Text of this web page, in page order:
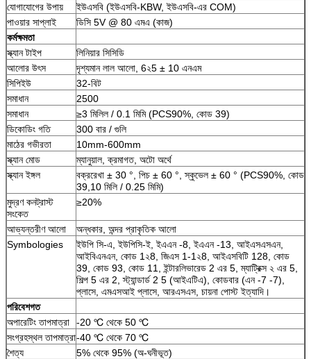
যোগাযোগের উপায়
ইউএসবি (ইউএসবি-KBW, ইউএসবি-এর COM)
পাওয়ার সাপ্লাই
ডিসি 5V @ 80 এমএ (কাজ)
কর্মক্ষমতা
স্ক্যান টাইপ
লিনিয়ার সিসিডি
আলোর উৎস
দৃশ্যমান লাল আলো, 6২5 ± 10 এনএম
সিপিইউ
32-বিট
সমাধান
2500
সমাধান
≥3 মিলিল / 0.1 মিমি (PCS90%, কোড 39)
ডিকোডিং গতি
300 বার / গুলি
মাঠের গভীরতা
10mm-600mm
স্ক্যান মোড
ম্যানুয়াল, ক্রমাগত, অটো অর্থে
স্ক্যান ইঙ্গল
বক্ররেখা ± 30 °, পিচ ± 60 °, স্কুভেল ± 60 ° (PCS90%, কোড
39,10 মিলি / 0.25 মিমি)
মুদ্রণ কনট্রাস্ট
সংকেত
≥20%
আভ্যন্তরীণ আলো
অন্ধকার, অন্দর প্রাকৃতিক আলো
Symbologies
ইউপি সি-এ, ইউপিসি-ই, ইএএন -8, ইএএন -13, আইএসএসএন,
আইবিএনএন, কোড 1২8, জিএস 1-1২8, আইএসবিটি 128, কোড
39, কোড 93, কোড 11, ইন্টারলিভারেড 2 এর 5, ম্যাট্রিক্স ২ এর 5,
শিল্প 5 এর 2, স্ট্যান্ডার্ড 2 5 (আইএটিএ), কোডবার (এন -7 -7),
প্লাসে, এমএসআই প্লাসে, আরএসএস, চায়না পোস্ট ইত্যাদি।
পরিবেশগত
অপারেটিং তাপমাত্রা
-20 ℃ থেকে 50 ℃
সংগ্রহস্থল তাপমাত্রা-40 ℃ থেকে 70 ℃
শৈত্য
5% থেকে 95% (অ-ঘনীভূত)